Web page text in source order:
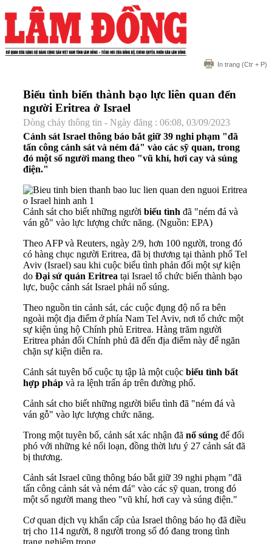
In trang (Ctr + P)
Biểu tình biến thành bạo lực liên quan đến
người Eritrea ở Israel
Dòng chảy thông tin - Ngày đăng : 06:08, 03/09/2023
Cảnh sát Israel thông báo bắt giữ 39 nghi phạm "đã
tấn công cảnh sát và ném đá" vào các sỹ quan, trong
đó một số người mang theo "vũ khí, hơi cay và súng
điện."
Cảnh sát cho biết những người biểu tình đã "ném đá và
ván gỗ" vào lực lượng chức năng. (Nguồn: EPA)
Theo AFP và Reuters, ngày 2/9, hơn 100 người, trong đó
có hàng chục người Eritrea, đã bị thương tại thành phố Tel
Aviv (Israel) sau khi cuộc biểu tình phản đối một sự kiện
do Đại sứ quán Eritrea tại Israel tổ chức biến thành bạo
lực, buộc cảnh sát Israel phải nổ súng.
Theo nguồn tin cảnh sát, các cuộc đụng độ nổ ra bên
ngoài một địa điểm ở phía Nam Tel Aviv, nơi tổ chức một
sự kiện ủng hộ Chính phủ Eritrea. Hàng trăm người
Eritrea phản đối Chính phủ đã đến địa điểm này để ngăn
chặn sự kiện diễn ra.
Cảnh sát tuyên bố cuộc tụ tập là một cuộc biểu tình bất
hợp pháp và ra lệnh trấn áp trên đường phố.
Cảnh sát cho biết những người biểu tình đã "ném đá và
ván gỗ" vào lực lượng chức năng.
Trong một tuyên bố, cảnh sát xác nhận đã nổ súng để đối
phó với những kẻ nổi loạn, đồng thời lưu ý 27 cảnh sát đã
bị thương.
Cảnh sát Israel cũng thông báo bắt giữ 39 nghi phạm "đã
tấn công cảnh sát và ném đá" vào các sỹ quan, trong đó
một số người mang theo "vũ khí, hơi cay và súng điện."
Cơ quan dịch vụ khẩn cấp của Israel thông báo họ đã điều
trị cho 114 người, 8 người trong số đó đang trong tình
trạng nghiêm trọng.